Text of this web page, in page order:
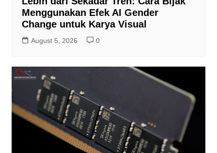
Menggunakan Efek AI Gender
Change untuk Karya Visual
August 5, 2026 0